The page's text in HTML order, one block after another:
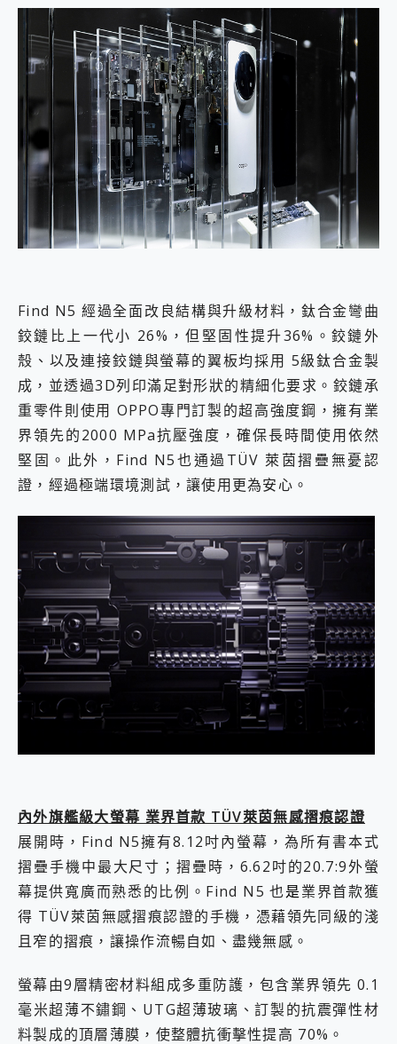
Find N5 經過全面改良結構與升級材料，鈦合金彎曲
鉸鏈比上一代小 26%，但堅固性提升36%。鉸鏈外
殼、以及連接鉸鏈與螢幕的翼板均採用 5級鈦合金製
成，並透過3D列印滿足對形狀的精細化要求。鉸鏈承
重零件則使用 OPPO專門訂製的超高強度鋼，擁有業
界領先的2000 MPa抗壓強度，確保長時間使用依然
堅固。此外，Find N5也通過TÜV 萊茵摺疊無憂認
證，經過極端環境測試，讓使用更為安心。
內外旗艦級大螢幕 業界首款 TÜV萊茵無感摺痕認證
展開時，Find N5擁有8.12吋內螢幕，為所有書本式
摺疊手機中最大尺寸；摺疊時，6.62吋的20.7:9外螢
幕提供寬廣而熟悉的比例。Find N5 也是業界首款獲
得 TÜV萊茵無感摺痕認證的手機，憑藉領先同級的淺
且窄的摺痕，讓操作流暢自如、盡幾無感。
螢幕由9層精密材料組成多重防護，包含業界領先 0.1
毫米超薄不鏽鋼、UTG超薄玻璃、訂製的抗震彈性材
料製成的頂層薄膜，使整體抗衝擊性提高 70%。